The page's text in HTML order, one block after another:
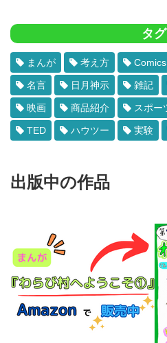
タグ
まんが 考え方 Comics
名言 日月神示 雑記
映画 商品紹介 スポー
TED ハウツー 実験
出版中の作品